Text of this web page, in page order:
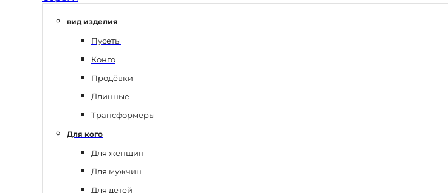
вид изделия
Пусеты
Конго
Продёвки
Длинные
Трансформеры
Для кого
Для женщин
Для мужчин
Для детей